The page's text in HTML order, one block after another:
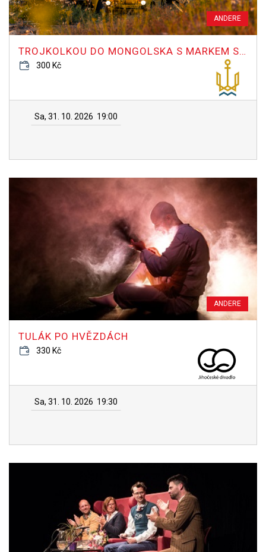
ANDERE
TROJKOLKOU DO MONGOLSKA S MARKEM SLOBODNÍKEM
300 Kč
Sa, 31. 10. 2026 19:00
ANDERE
TULÁK PO HVĚZDÁCH
330 Kč
Sa, 31. 10. 2026 19:30